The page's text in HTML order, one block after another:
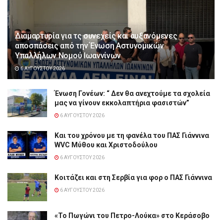
Διαμαρτυρία για τς συνεχείς και αυξανόμενες
αποσπάσεις από την Ένωση Αστυνομικών
Υπαλλήλων Νομού Ιωαννίνων
6 ΑΥΓΟΎΣΤΟΥ 2026
Ένωση Γονέων: “ Δεν θα ανεχτούμε τα σχολεία
μας να γίνουν εκκολαπτήρια φασιστών”
6 ΑΥΓΟΎΣΤΟΥ 2026
Και του χρόνου με τη φανέλα του ΠΑΣ Γιάννινα
WVC Μύθου και Χριστοδούλου
6 ΑΥΓΟΎΣΤΟΥ 2026
Κοιτάζει και στη Σερβία για φορ ο ΠΑΣ Γιάννινα
6 ΑΥΓΟΎΣΤΟΥ 2026
«Το Πωγώνι του Πετρο-Λούκα» στο Κεράσοβο